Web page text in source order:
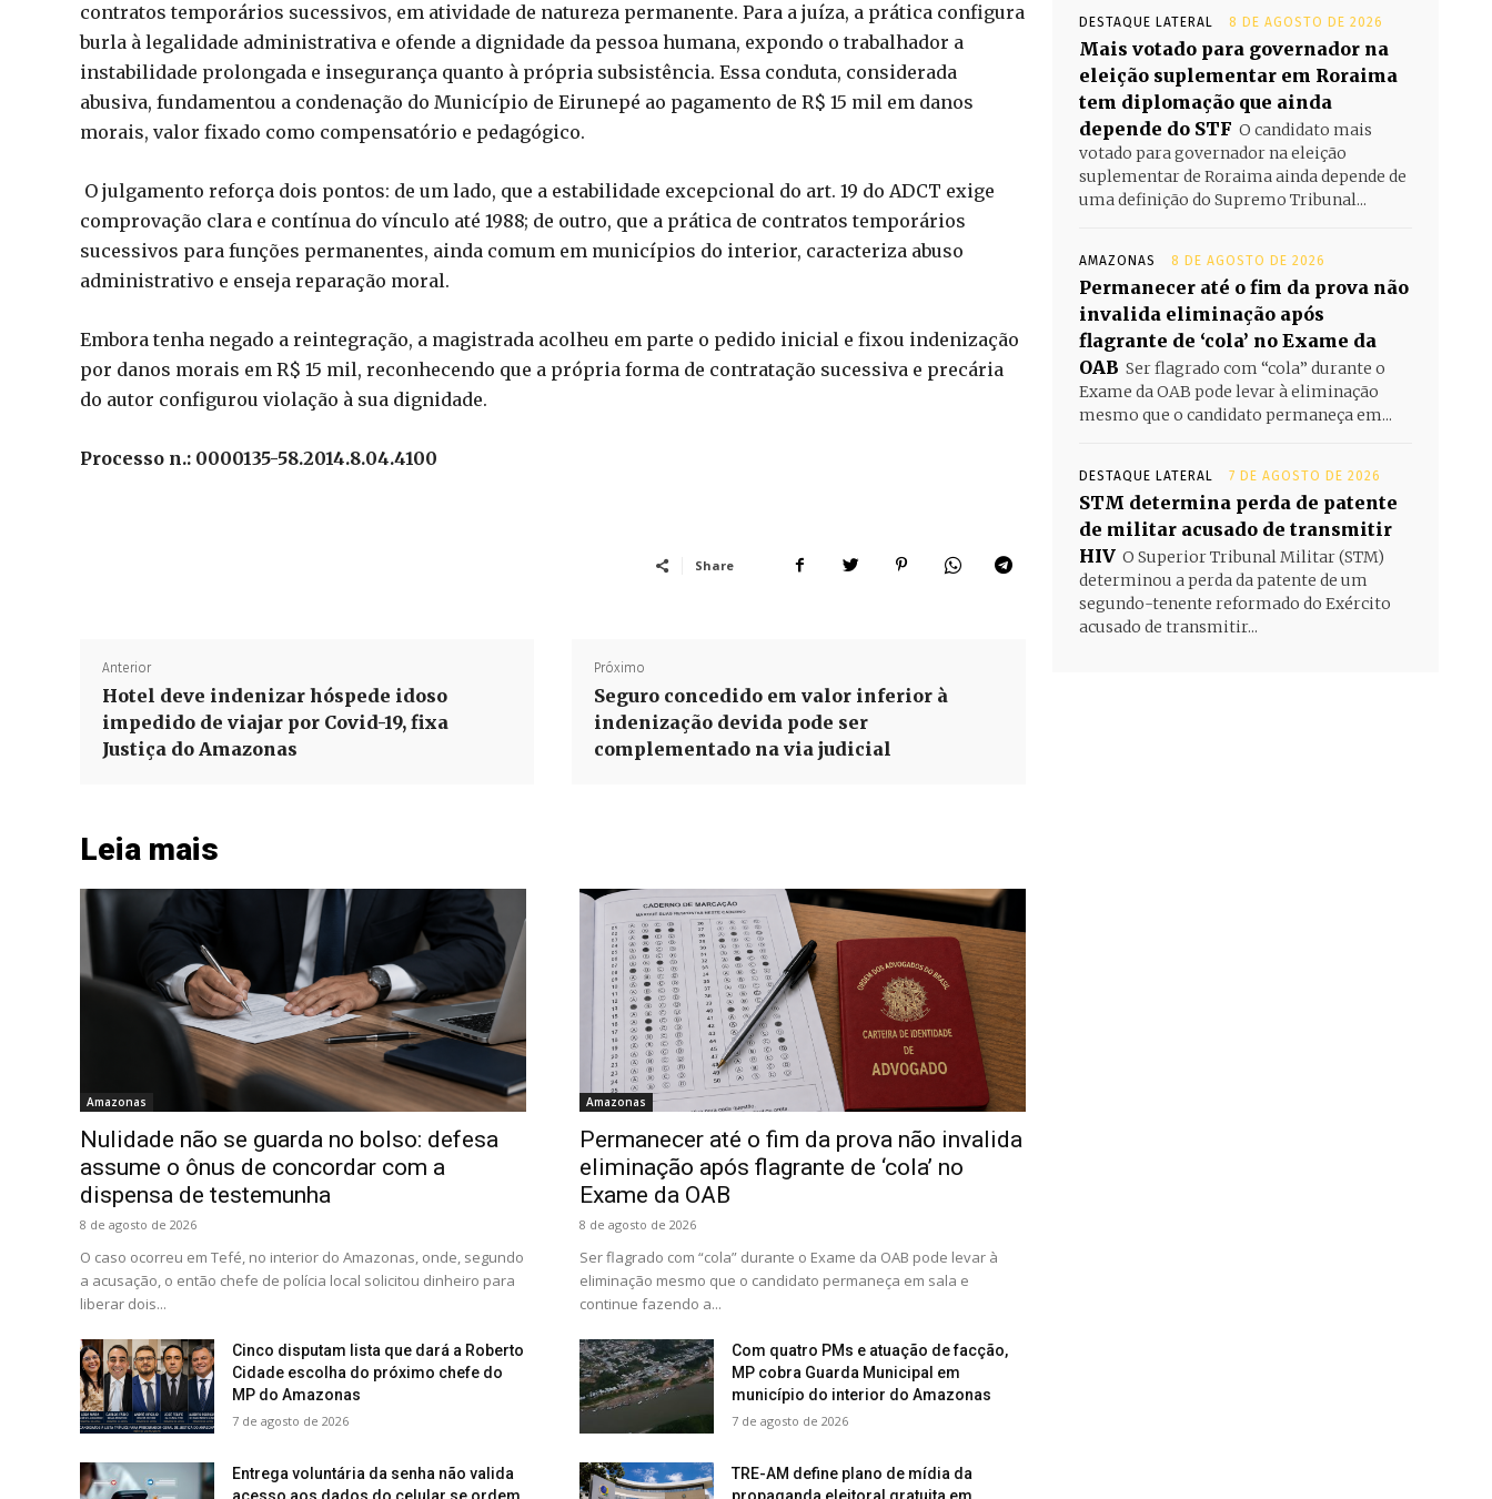
contratos temporários sucessivos, em atividade de natureza permanente. Para a juíza, a prática configura
burla à legalidade administrativa e ofende a dignidade da pessoa humana, expondo o trabalhador a
instabilidade prolongada e insegurança quanto à própria subsistência. Essa conduta, considerada
abusiva, fundamentou a condenação do Município de Eirunepé ao pagamento de R$ 15 mil em danos
morais, valor fixado como compensatório e pedagógico.
O julgamento reforça dois pontos: de um lado, que a estabilidade excepcional do art. 19 do ADCT exige
comprovação clara e contínua do vínculo até 1988; de outro, que a prática de contratos temporários
sucessivos para funções permanentes, ainda comum em municípios do interior, caracteriza abuso
administrativo e enseja reparação moral.
Embora tenha negado a reintegração, a magistrada acolheu em parte o pedido inicial e fixou indenização
por danos morais em R$ 15 mil, reconhecendo que a própria forma de contratação sucessiva e precária
do autor configurou violação à sua dignidade.
Processo n.: 0000135-58.2014.8.04.4100
Share
Anterior
Hotel deve indenizar hóspede idoso
impedido de viajar por Covid-19, fixa
Justiça do Amazonas
Próximo
Seguro concedido em valor inferior à
indenização devida pode ser
complementado na via judicial
Leia mais
Amazonas
Nulidade não se guarda no bolso: defesa
assume o ônus de concordar com a
dispensa de testemunha
8 de agosto de 2026
O caso ocorreu em Tefé, no interior do Amazonas, onde, segundo
a acusação, o então chefe de polícia local solicitou dinheiro para
liberar dois...
Amazonas
Permanecer até o fim da prova não invalida
eliminação após flagrante de ‘cola’ no
Exame da OAB
8 de agosto de 2026
Ser flagrado com “cola” durante o Exame da OAB pode levar à
eliminação mesmo que o candidato permaneça em sala e
continue fazendo a...
Cinco disputam lista que dará a Roberto
Cidade escolha do próximo chefe do
MP do Amazonas
7 de agosto de 2026
Com quatro PMs e atuação de facção,
MP cobra Guarda Municipal em
município do interior do Amazonas
7 de agosto de 2026
Entrega voluntária da senha não valida
acesso aos dados do celular se ordem
TRE-AM define plano de mídia da
propaganda eleitoral gratuita em
DESTAQUE LATERAL 8 DE AGOSTO DE 2026
Mais votado para governador na
eleição suplementar em Roraima
tem diplomação que ainda
depende do STF O candidato mais
votado para governador na eleição
suplementar de Roraima ainda depende de
uma definição do Supremo Tribunal...
AMAZONAS 8 DE AGOSTO DE 2026
Permanecer até o fim da prova não
invalida eliminação após
flagrante de ‘cola’ no Exame da
OAB Ser flagrado com “cola” durante o
Exame da OAB pode levar à eliminação
mesmo que o candidato permaneça em...
DESTAQUE LATERAL 7 DE AGOSTO DE 2026
STM determina perda de patente
de militar acusado de transmitir
HIV O Superior Tribunal Militar (STM)
determinou a perda da patente de um
segundo-tenente reformado do Exército
acusado de transmitir...